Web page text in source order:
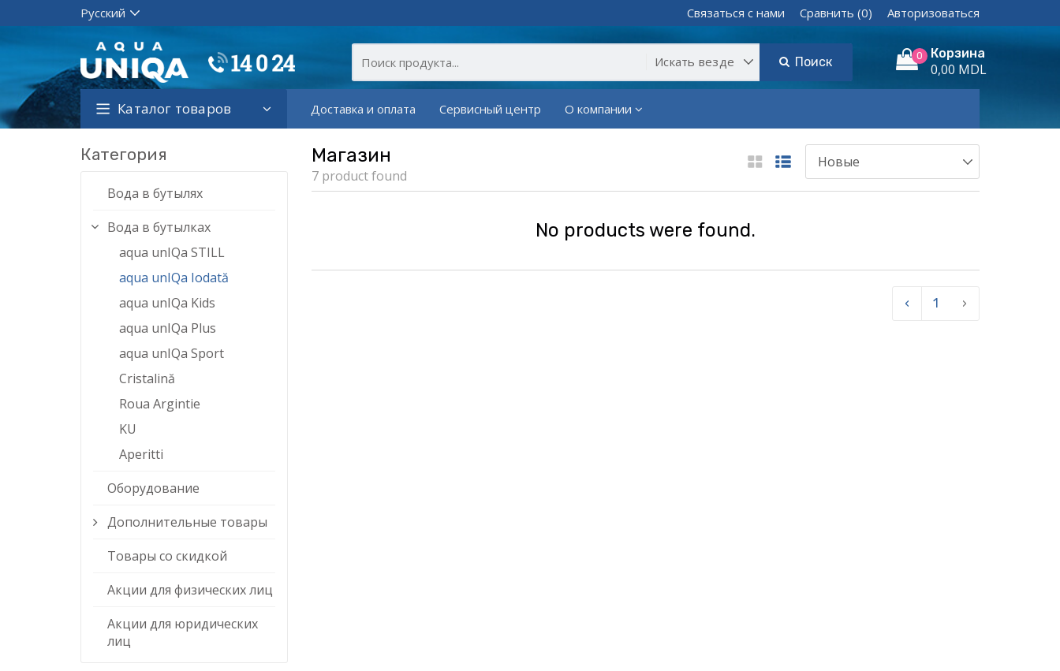
Связаться с нами Сравнить (0) Авторизоваться
0 Корзина
0,00 MDL
Поиск
Каталог товаров Доставка и оплата Сервисный центр О компании
Категория
Вода в бутылях
Вода в бутылках
aqua unIQa STILL
aqua unIQa Iodată
aqua unIQa Kids
aqua unIQa Plus
aqua unIQa Sport
Cristalină
Roua Argintie
KU
Aperitti
Оборудование
Дополнительные товары
Товары со скидкой
Акции для физических лиц
Акции для юридических
лиц
Магазин
7 product found
No products were found.
‹ 1 ›